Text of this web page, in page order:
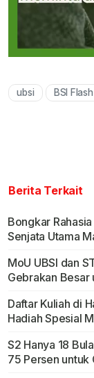
ubsi BSI Flash
Berita Terkait
Bongkar
Senjata Utama
MoU UBSI dan
Gebrakan Besar
Daftar Kuliah di
Hadiah Spesial
S2 Hanya 18
75 Persen untuk